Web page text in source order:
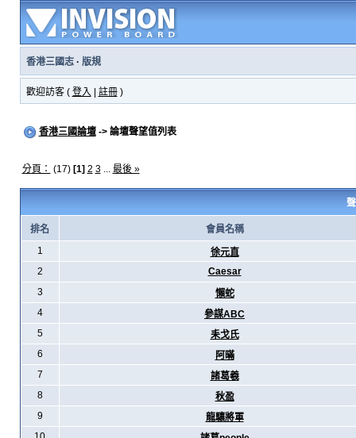
香港三國志· 版規
歡迎訪客 ( 登入 註冊)
香港三國論壇-> 論壇聲望值列表
分頁： (17) [1] 2 3... 最後 »
排名
會員名稱
1
徐元直
2
Caesar
3
懶蛇
4
參謀ABC
5
耒戈氏
6
阿暪
7
諸葛羲
8
秋盈
9
龍驤將軍